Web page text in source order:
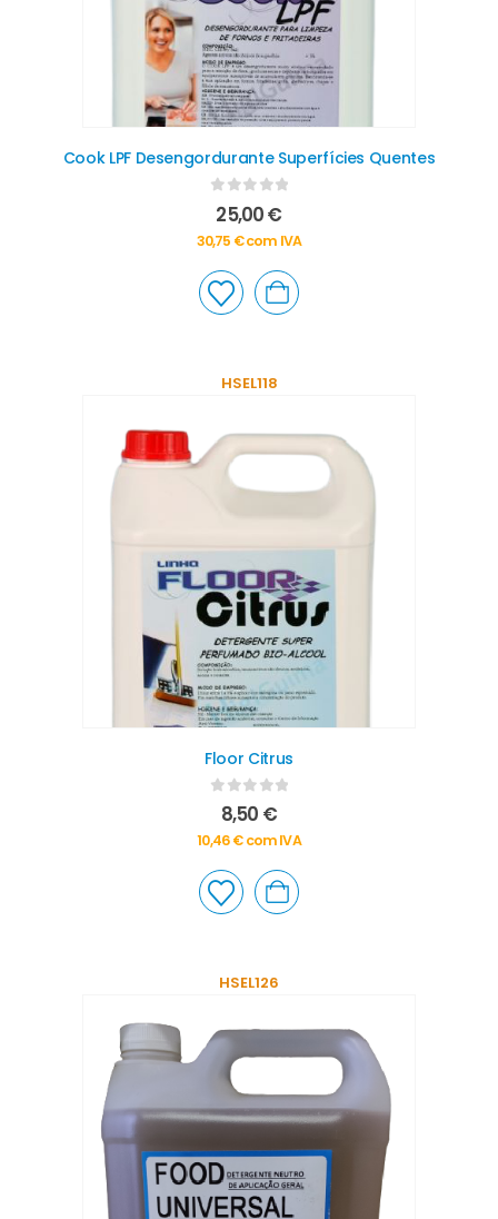
Cook LPF Desengordurante Superfícies Quentes
0out of 5
25,00€
30,75 €com IVA
HSEL118
Floor Citrus
out of 5
8,50 €
10,46€com IVA
HSEL126